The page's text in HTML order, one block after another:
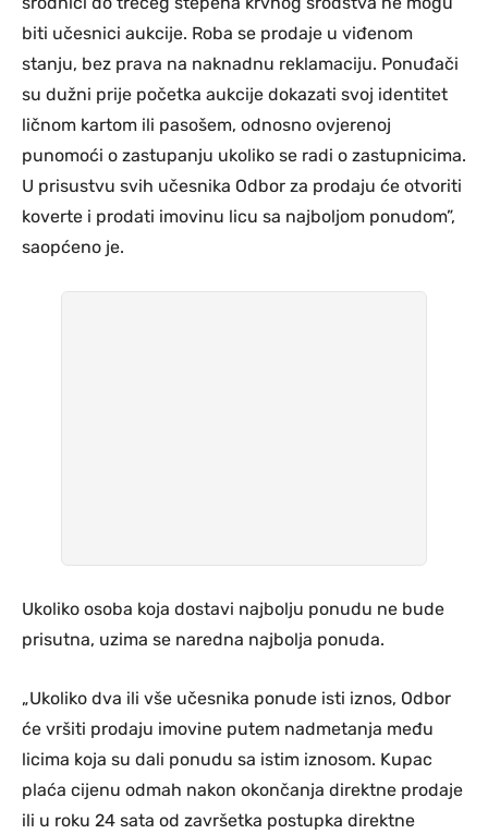
biti učesnici aukcije. Roba se prodaje u viđenom
stanju, bez prava na naknadnu reklamaciju. Ponuđači
su dužni prije početka aukcije dokazati svoj identitet
ličnom kartom ili pasošem, odnosno ovjerenoj
punomoći o zastupanju ukoliko se radi o zastupnicima.
U prisustvu svih učesnika Odbor za prodaju će otvoriti
koverte i prodati imovinu licu sa najboljom ponudom”,
saopćeno je.
Ukoliko osoba koja dostavi najbolju ponudu ne bude
prisutna, uzima se naredna najbolja ponuda.
„Ukoliko dva ili vše učesnika ponude isti iznos, Odbor
će vršiti prodaju imovine putem nadmetanja među
licima koja su dali ponudu sa istim iznosom. Kupac
plaća cijenu odmah nakon okončanja direktne prodaje
ili u roku 24 sata od završetka postupka direktne